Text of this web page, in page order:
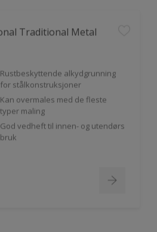
for stålkonstruksjoner
Kan overmales med de fleste
typer maling
God vedheft til innen- og utendørs
bruk